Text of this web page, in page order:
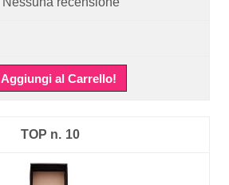
Aggiungi al Carrello!
10